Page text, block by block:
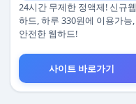
24시간 무제한 정액제! 신규웹
하드, 하루 330원에 이용가능,
안전한 웹하드!
사이트 바로가기